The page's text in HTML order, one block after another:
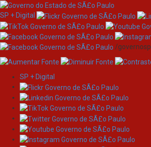
Skip
navigation
SP + Digital
/governosp
SP + Digital
Search